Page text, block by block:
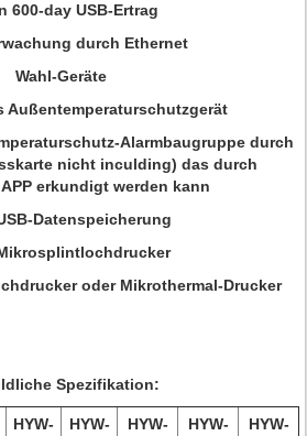
600-day USB-Ertrag
durch Ethernet
Wahl-Geräte
Außentemperaturschutzgerät
Alarmbaugruppe durch
nicht inculding) das durch
erkundigt werden kann
Datenspeicherung
oder Mikrothermal-Drucker
Spezifikation:
HYW-
HYW-
HYW-
HYW-
HYW-